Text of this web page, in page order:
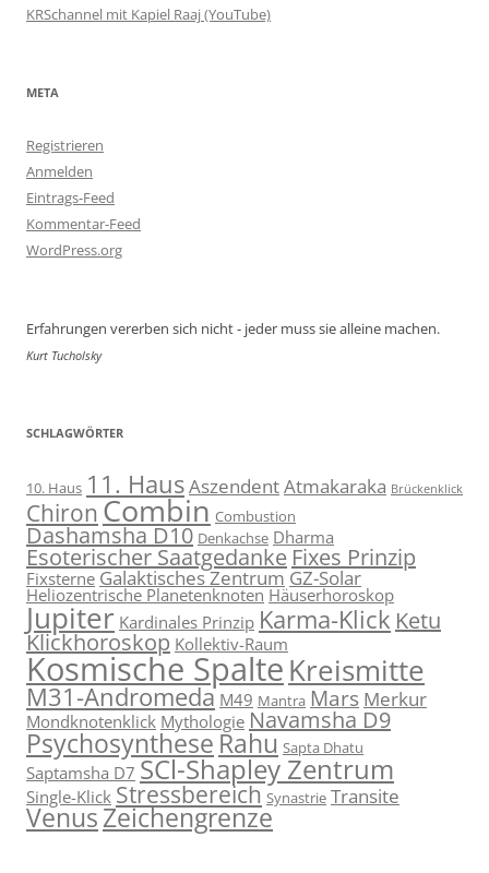
KRSchannel mit Kapiel Raaj (YouTube)
META
Registrieren
Anmelden
Eintrags-Feed
Kommentar-Feed
WordPress.org
Erfahrungen vererben sich nicht - jeder muss sie alleine machen.
Kurt Tucholsky
SCHLAGWÖRTER
10. Haus 11. HausAszendentAtmakaraka Brückenklick
ChironCombin Combustion
Dashamsha D10 Denkachse Dharma
Esoterischer Saatgedanke Fixes Prinzip
Fixsterne Galaktisches Zentrum GZ-Solar
Heliozentrische PlanetenknotenHäuserhoroskop
Jupiter Kardinales Prinzip Karma-Klick Ketu
Klickhoroskop Kollektiv-Raum
Kosmische SpalteKreismitte
M31-Andromeda M49 Mantra Mars Merkur
Mondknotenklick Mythologie Navamsha D9
Psychosynthese Rahu Sapta Dhatu
Saptamsha D7 SCl-Shapley Zentrum
Single-Klick Stressbereich Synastrie Transite
VenusZeichengrenze